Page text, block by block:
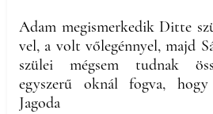
Adam megismerkedik Ditte
vel, a volt vőlegénnyel, majd
szülei mégsem tudnak
egyszerű oknál fogva, hogy
Jagoda